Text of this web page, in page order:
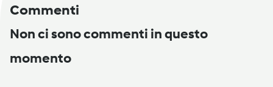
Commenti
Non ci sono commenti in questo
momento